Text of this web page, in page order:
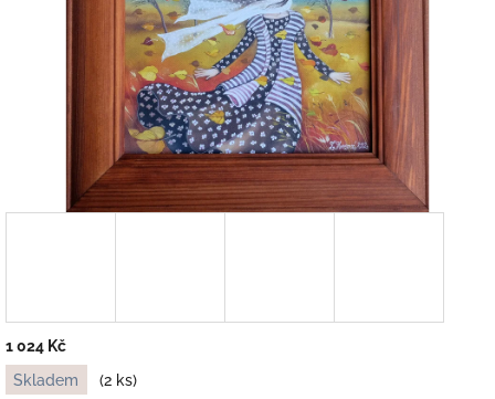
1 024 Kč
Měrná
cena:
Skladem (2 ks)